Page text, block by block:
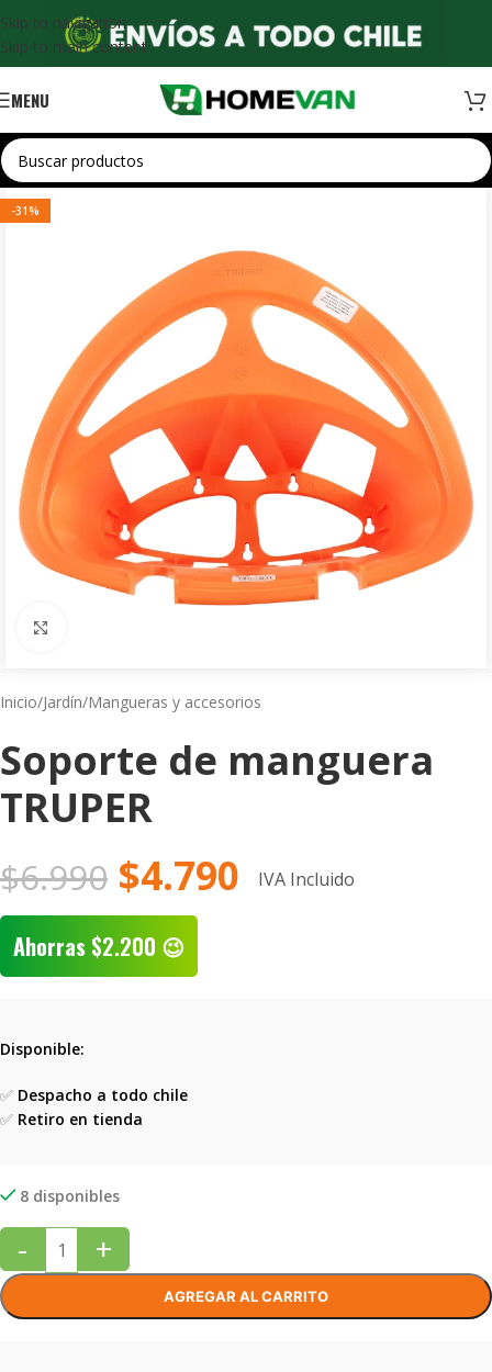
Skip to navigation
Skip to main content
MENU
-31%
Inicio/Jardín/Mangueras y accesorios
Soporte de manguera
TRUPER
$6.990 $4.790 IVA Incluido
Ahorras $2.200 😉
Disponible:
✅ Despacho a todo chile
✅ Retiro en tienda
8 disponibles
- +
AGREGAR AL CARRITO